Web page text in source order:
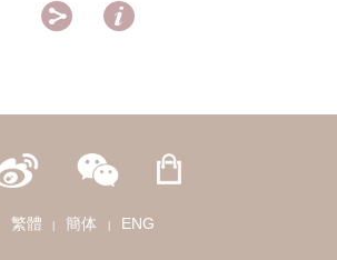
 
繁體 簡体 ENG